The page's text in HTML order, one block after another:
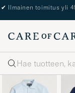
✔ Ilmainen toimitus yli
Haku